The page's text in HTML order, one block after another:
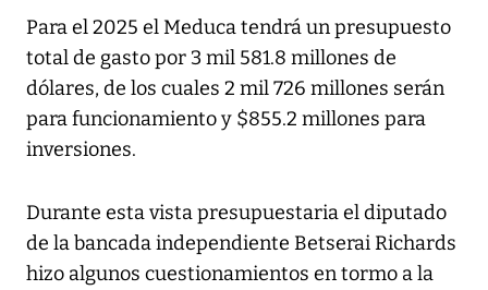
Para el 2025 el Meduca tendrá un presupuesto
total de gasto por 3 mil 581.8 millones de
dólares, de los cuales 2 mil 726 millones serán
para funcionamiento y $855.2 millones para
inversiones.
Durante esta vista presupuestaria el diputado
de la bancada independiente Betserai Richards
hizo algunos cuestionamientos en tormo a la